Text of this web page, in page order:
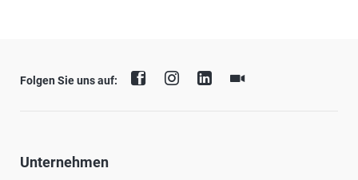
Folgen Sie uns auf:
Unternehmen